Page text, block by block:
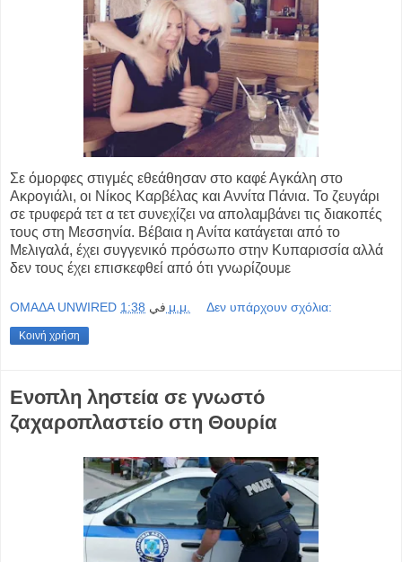
Σε όμορφες στιγμές εθεάθησαν στο καφέ Αγκάλη στο
Ακρογιάλι, οι Νίκος Καρβέλας και Αννίτα Πάνια. Το ζευγάρι
σε τρυφερά τετ α τετ συνεχίζει να απολαμβάνει τις διακοπές
τους στη Μεσσηνία. Βέβαια η Ανίτα κατάγεται από το
Μελιγαλά, έχει συγγενικό πρόσωπο στην Κυπαρισσία αλλά
δεν τους έχει επισκεφθεί από ότι γνωρίζουμε
OMAΔΑ UNWIRED في 1:38 μ.μ. Δεν υπάρχουν σχόλια:
Κοινή χρήση
Ενοπλη ληστεία σε γνωστό
ζαχαροπλαστείο στη Θουρία